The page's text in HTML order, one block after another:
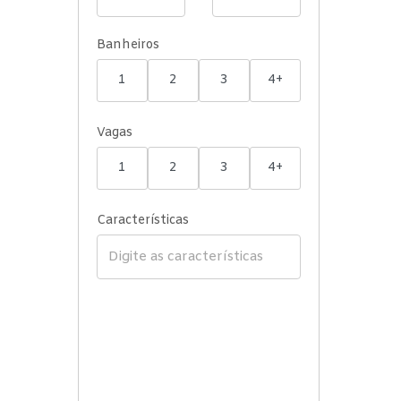
Banheiros
1 2 3 4+
Vagas
1 2 3 4+
Características